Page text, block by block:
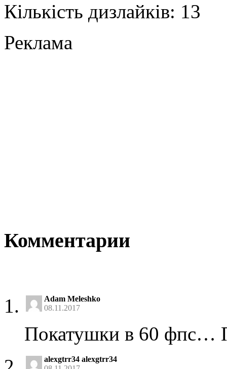
Кількість дизлайків: 13
Реклама
Комментарии
Adam Meleshko
08.11.2017
Покатушки в 60 фпс…
alexgtrr34 alexgtrr34